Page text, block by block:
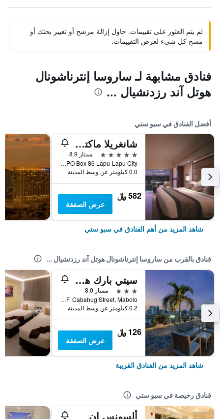
لم يتم العثور على تقييمات. حاول إزالة مرشح أو تغيير بحثك أو
مسح كل شيء لعرض التقييمات.
فنادق مشابهة لـ ساروسا إنترناشونال
هوتل آند رزدنشيال ...
أفضل الفنادق في سبو ستي
شانغريلا ماكتان، سيبو
5 نجوم
ممتاز 8.9
Punta Engano Road PO Box 86 Lapu-Lapu City, سبو ستي, الفلبين
0.0 كيلومتر عن وسط المدينة
582 ﷼
عرض الصفقة
شاهد المزيد من أهم الفنادق في سبو ستي
فنادق بالقرب من ساروسا إنترناشونال هوتل آند رزدنشيال ...
سيتي بارك هوتل بويرد باي كوكوتل
3 نجوم
ممتاز 8.0
F. Cabahug Street, Mabolo, سبو ستي, الفلبين
0.2 كيلومتر عن وسط المدينة
126 ﷼
عرض الصفقة
شاهد المزيد من الفنادق القريبة
فنادق رخيصة في سبو ستي
ألسونس إن